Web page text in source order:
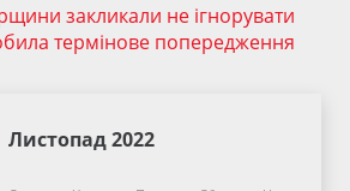
закликали не ігнорувати
термінове попередження
Листопад 2022